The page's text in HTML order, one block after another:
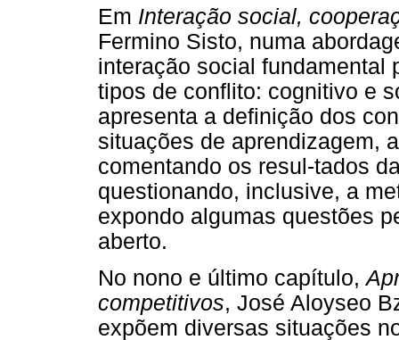
Em Interação social,
Fermino Sisto, numa
interação social fundamental
tipos de conflito: cognitivo e
apresenta a definição dos
situações de aprendizagem,
comentando os resul-tados
questionando, inclusive, a
expondo algumas questões
aberto.
No nono e último capítulo,
competitivos, José Aloyseo
expõem diversas situações